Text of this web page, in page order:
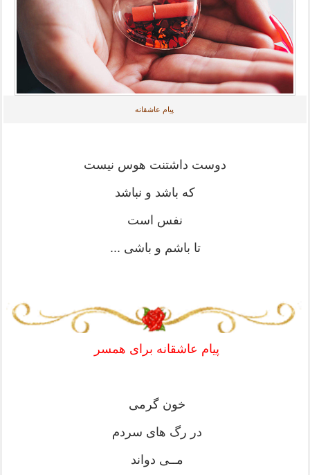
پیام عاشقانه
دوست داشتنت هوس نیست
که باشد و نباشد
نفس است
تا باشم و باشی ...
پیام عاشقانه برای همسر
خون گرمی
در رگ های سردم
مــی دواند